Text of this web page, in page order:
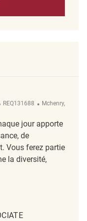
REQ131688
Mchenry,
jour apporte
de
Vous ferez partie
la diversité,